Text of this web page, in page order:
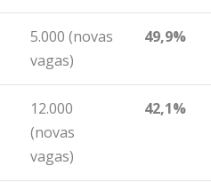
5.000 (novas
vagas)
49,9%
12.000
(novas
vagas)
42,1%